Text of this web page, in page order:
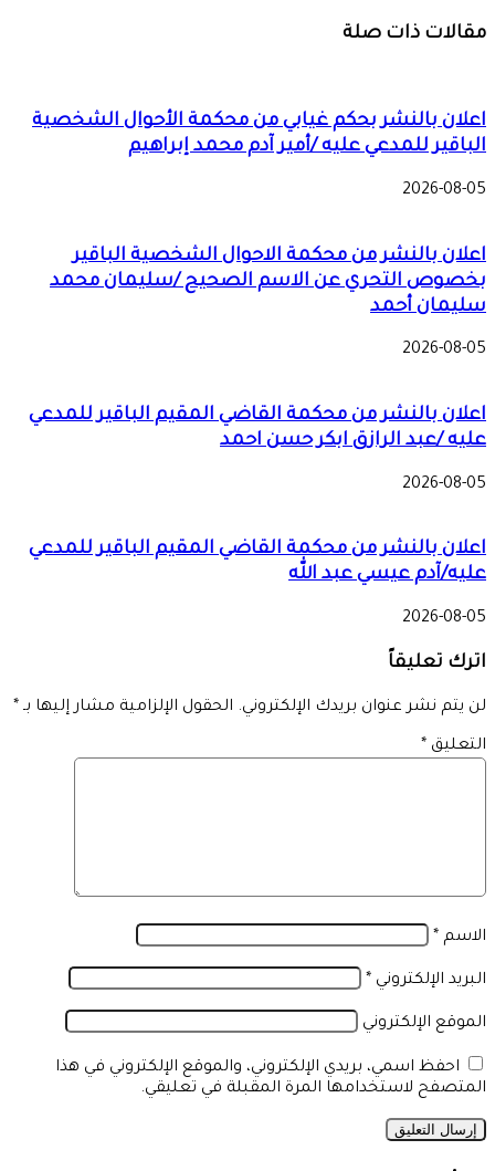
مقالات ذات صلة
اعلان بالنشر بحكم غيابي من محكمة الأحوال الشخصية
الباقير للمدعي عليه /أمير آدم محمد إبراهيم
2026-08-05
اعلان بالنشر من محكمة الاحوال الشخصية الباقير
بخصوص التحري عن الاسم الصحيح /سليمان محمد
سليمان أحمد
2026-08-05
اعلان بالنشر من محكمة القاضي المقيم الباقير للمدعي
عليه /عبد الرازق ابكر حسن احمد
2026-08-05
اعلان بالنشر من محكمة القاضي المقيم الباقير للمدعي
عليه/آدم عيسي عبد الله
2026-08-05
اترك تعليقاً
لن يتم نشر عنوان بريدك الإلكتروني. الحقول الإلزامية مشار إليها بـ *
التعليق *
الاسم *
البريد الإلكتروني *
الموقع الإلكتروني
احفظ اسمي، بريدي الإلكتروني، والموقع الإلكتروني في هذا
المتصفح لاستخدامها المرة المقبلة في تعليقي.